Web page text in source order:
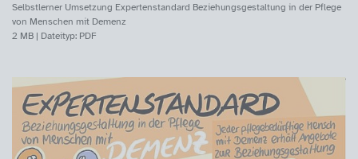
Selbstlerner Umsetzung Expertenstandard Beziehungsgestaltung in der Pflege
von Menschen mit Demenz
2 MB | Dateityp: PDF